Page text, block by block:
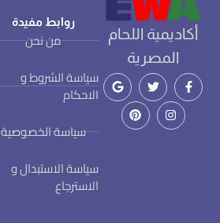
أكاديمية اللحام
المصرية
روابط مفيدة
من نحن
سياسة الشروط و
الاحكام
سياسة الخصوصية
سياسة الاستبدال و
الاسترجاع